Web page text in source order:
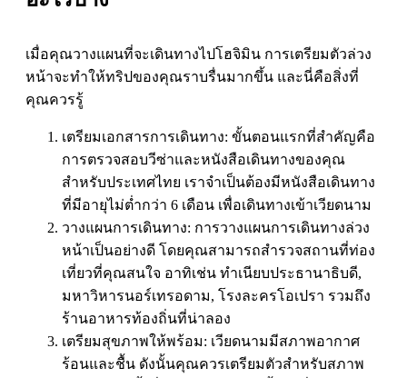
เมื่อคุณวางแผนที่จะเดินทางไปโฮจิมิน การเตรียมตัวล่วง
หน้าจะทำให้ทริปของคุณราบรื่นมากขึ้น และนี่คือสิ่งที่
คุณควรรู้
เตรียมเอกสารการเดินทาง: ขั้นตอนแรกที่สำคัญคือ
การตรวจสอบวีซ่าและหนังสือเดินทางของคุณ
สำหรับประเทศไทย เราจำเป็นต้องมีหนังสือเดินทาง
ที่มีอายุไม่ต่ำกว่า 6 เดือน เพื่อเดินทางเข้าเวียดนาม
วางแผนการเดินทาง: การวางแผนการเดินทางล่วง
หน้าเป็นอย่างดี โดยคุณสามารถสำรวจสถานที่ท่อง
เที่ยวที่คุณสนใจ อาทิเช่น ทำเนียบประธานาธิบดี,
มหาวิหารนอร์เทรอดาม, โรงละครโอเปรา รวมถึง
ร้านอาหารท้องถิ่นที่น่าลอง
เตรียมสุขภาพให้พร้อม: เวียดนามมีสภาพอากาศ
ร้อนและชื้น ดังนั้นคุณควรเตรียมตัวสำหรับสภาพ